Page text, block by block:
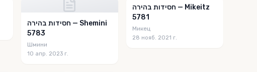
חסידות בהירה — Shemini
5783
Шмини
10 апр. 2023 г.
חסידות בהירה — Mikeitz
5781
Микец
28 нояб. 2021 г.